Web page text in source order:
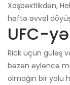
Xoşbəxtlikdən,
həftə əvvəl
UFC-
Rick üçün güləş
bəzən əyləncə
olmağın bir yolu